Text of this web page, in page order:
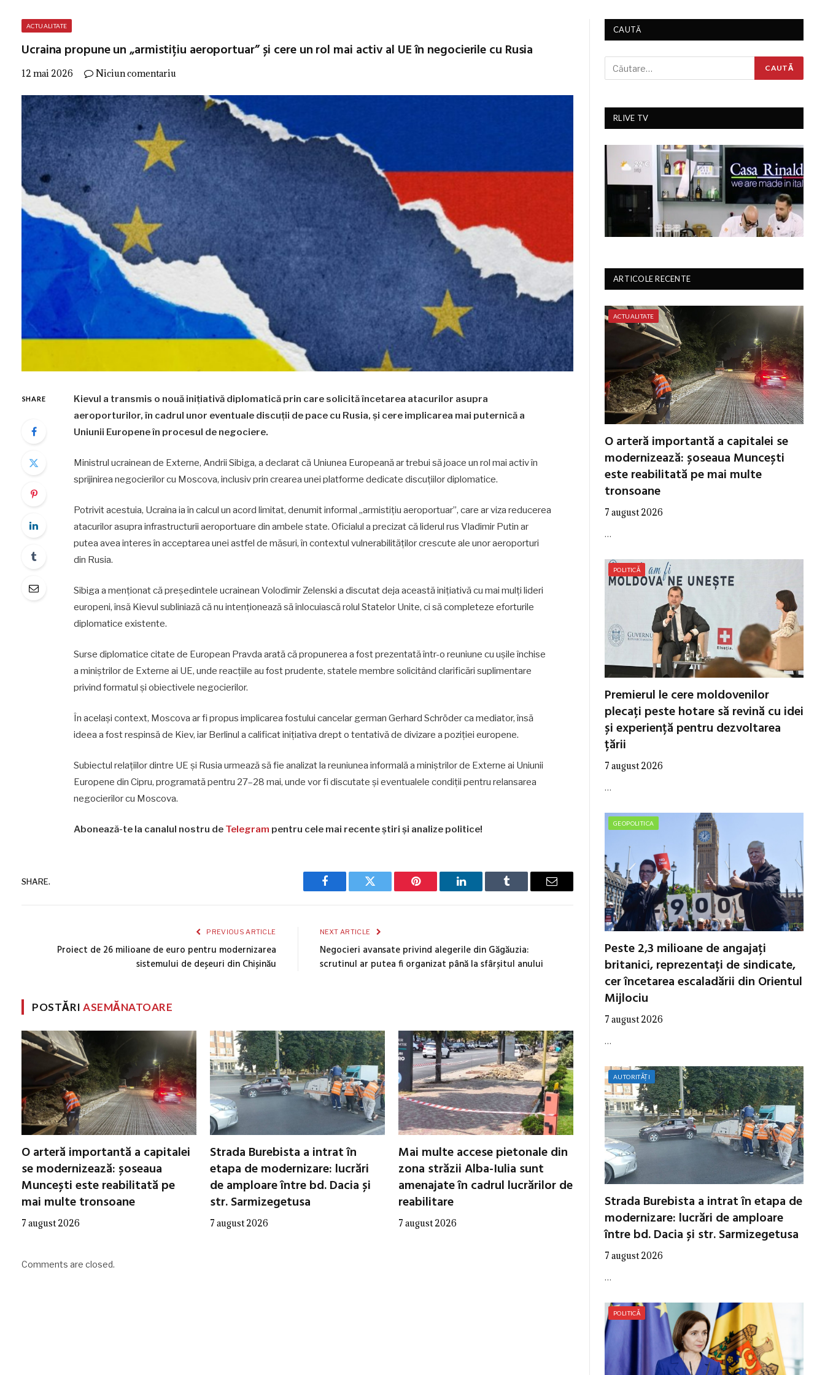
ACTUALITATE
Ucraina propune un „armistițiu aeroportuar” și cere un rol mai activ al UE în negocierile cu Rusia
12 mai 2026 Niciun comentariu
SHARE
Kievul a transmis o nouă inițiativă diplomatică prin care solicită încetarea atacurilor asupra
aeroporturilor, în cadrul unor eventuale discuții de pace cu Rusia, și cere implicarea mai puternică a
Uniunii Europene în procesul de negociere.
Ministrul ucrainean de Externe, Andrii Sibiga, a declarat că Uniunea Europeană ar trebui să joace un rol mai activ în
sprijinirea negocierilor cu Moscova, inclusiv prin crearea unei platforme dedicate discuțiilor diplomatice.
Potrivit acestuia, Ucraina ia în calcul un acord limitat, denumit informal „armistițiu aeroportuar”, care ar viza reducerea
atacurilor asupra infrastructurii aeroportuare din ambele state. Oficialul a precizat că liderul rus Vladimir Putin ar
putea avea interes în acceptarea unei astfel de măsuri, în contextul vulnerabilităților crescute ale unor aeroporturi
din Rusia.
Sibiga a menționat că președintele ucrainean Volodimir Zelenski a discutat deja această inițiativă cu mai mulți lideri
europeni, însă Kievul subliniază că nu intenționează să înlocuiască rolul Statelor Unite, ci să completeze eforturile
diplomatice existente.
Surse diplomatice citate de European Pravda arată că propunerea a fost prezentată într-o reuniune cu ușile închise
a miniștrilor de Externe ai UE, unde reacțiile au fost prudente, statele membre solicitând clarificări suplimentare
privind formatul și obiectivele negocierilor.
În același context, Moscova ar fi propus implicarea fostului cancelar german Gerhard Schröder ca mediator, însă
ideea a fost respinsă de Kiev, iar Berlinul a calificat inițiativa drept o tentativă de divizare a poziției europene.
Subiectul relațiilor dintre UE și Rusia urmează să fie analizat la reuniunea informală a miniștrilor de Externe ai Uniunii
Europene din Cipru, programată pentru 27–28 mai, unde vor fi discutate și eventualele condiții pentru relansarea
negocierilor cu Moscova.
Abonează-te la canalul nostru de Telegram pentru cele mai recente știri și analize politice!
SHARE.
Facebook Twitter Pinterest LinkedIn Tumblr Email
PREVIOUS ARTICLE
Proiect de 26 milioane de euro pentru modernizarea
sistemului de deșeuri din Chișinău
NEXT ARTICLE
Negocieri avansate privind alegerile din Găgăuzia:
scrutinul ar putea fi organizat până la sfârșitul anului
POSTĂRIASEMĂNATOARE
O arteră importantă a capitalei
se modernizează: șoseaua
Muncești este reabilitată pe
mai multe tronsoane
7 august 2026
Strada Burebista a intrat în
etapa de modernizare: lucrări
de amploare între bd. Dacia și
str. Sarmizegetusa
7 august 2026
Mai multe accese pietonale din
zona străzii Alba-Iulia sunt
amenajate în cadrul lucrărilor de
reabilitare
7 august 2026
Comments are closed.
CAUTĂ
RLIVE TV
ARTICOLE RECENTE
ACTUALITATE
O arteră importantă a capitalei se
modernizează: șoseaua Muncești
este reabilitată pe mai multe
tronsoane
7 august 2026
…
POLITICĂ
Premierul le cere moldovenilor
plecați peste hotare să revină cu idei
și experiență pentru dezvoltarea
țării
7 august 2026
…
GEOPOLITICA
Peste 2,3 milioane de angajați
britanici, reprezentați de sindicate,
cer încetarea escaladării din Orientul
Mijlociu
7 august 2026
…
AUTORITĂȚI
Strada Burebista a intrat în etapa de
modernizare: lucrări de amploare
între bd. Dacia și str. Sarmizegetusa
7 august 2026
…
POLITICĂ